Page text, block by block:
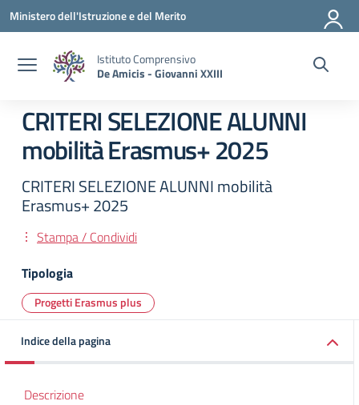
Vai ai contenuti
Vai al menu di navigazione
Vai al footer
Ministero dell'Istruzione e del Merito
Istituto Comprensivo
De Amicis - Giovanni XXIII
CRITERI SELEZIONE ALUNNI
mobilità Erasmus+ 2025
CRITERI SELEZIONE ALUNNI mobilità
Erasmus+ 2025
Stampa / Condividi
Tipologia
Progetti Erasmus plus
Indice della pagina
Descrizione